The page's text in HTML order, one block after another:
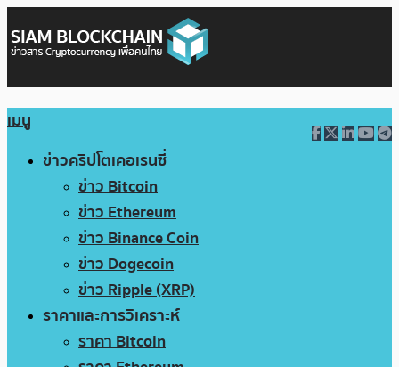
เมนู
ข่าวคริปโตเคอเรนซี่
ข่าว Bitcoin
ข่าว Ethereum
ข่าว Binance Coin
ข่าว Dogecoin
ข่าว Ripple (XRP)
ราคาและการวิเคราะห์
ราคา Bitcoin